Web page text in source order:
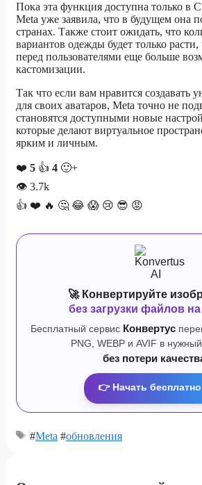
Пока эта функция доступна только
Meta уже заявила, что в будущем она
странах. Также стоит ожидать, что
вариантов одежды будет только расти,
перед пользователями еще больше
кастомизации.
Так что если вам нравится создавать
для своих аватаров, Meta точно не
становятся доступными новые
которые делают виртуальное
ярким и личным.
❤️ 5 👍 4 🙂+
👁 3.7k
👍 ❤️ 🔥 🤔 😂 😱 😢 😎 😡
🚀 Конвертируйте
без загрузки файлов
Бесплатный сервис Конвертус
PNG, WEBP и AVIF в
без потери
👉 Начать
#Meta #обновления